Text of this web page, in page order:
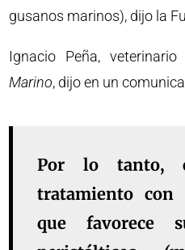
gusanos marinos), dijo la
Ignacio Peña,
Marino, dijo en un
Por lo tanto,
tratamiento con
que favorece